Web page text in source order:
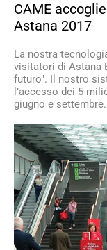
CAME
Astana 2017
La nostra
visitatori di Astana
futuro". Il nostro
l’accesso dei 5
giugno e settembre.